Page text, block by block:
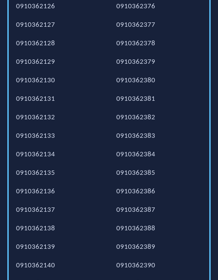
0910362126
0910362127
0910362128
0910362129
0910362130
0910362131
0910362132
0910362133
0910362134
0910362135
0910362136
0910362137
0910362138
0910362139
0910362140
0910362376
0910362377
0910362378
0910362379
0910362380
0910362381
0910362382
0910362383
0910362384
0910362385
0910362386
0910362387
0910362388
0910362389
0910362390